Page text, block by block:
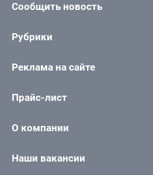
Сообщить новость
Рубрики
Реклама на сайте
Прайс-лист
О компании
Наши вакансии